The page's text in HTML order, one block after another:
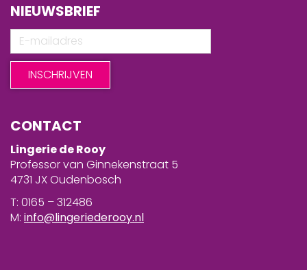
NIEUWSBRIEF
CONTACT
Lingerie de Rooy
Professor van Ginnekenstraat 5
4731 JX Oudenbosch
T: 0165 – 312486
M: info@lingeriederooy.nl